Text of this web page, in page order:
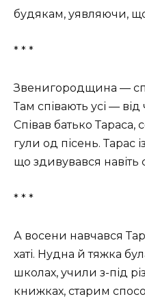
будякам, уявляючи,
* * *
Звенигородщина —
Там співають усі —
Співав батько Тараса,
гули од пісень. Тарас
що здивувався навіть
* * *
А восени навчався
хаті. Нудна й тяжка
школах, учили з-під
книжках, старим